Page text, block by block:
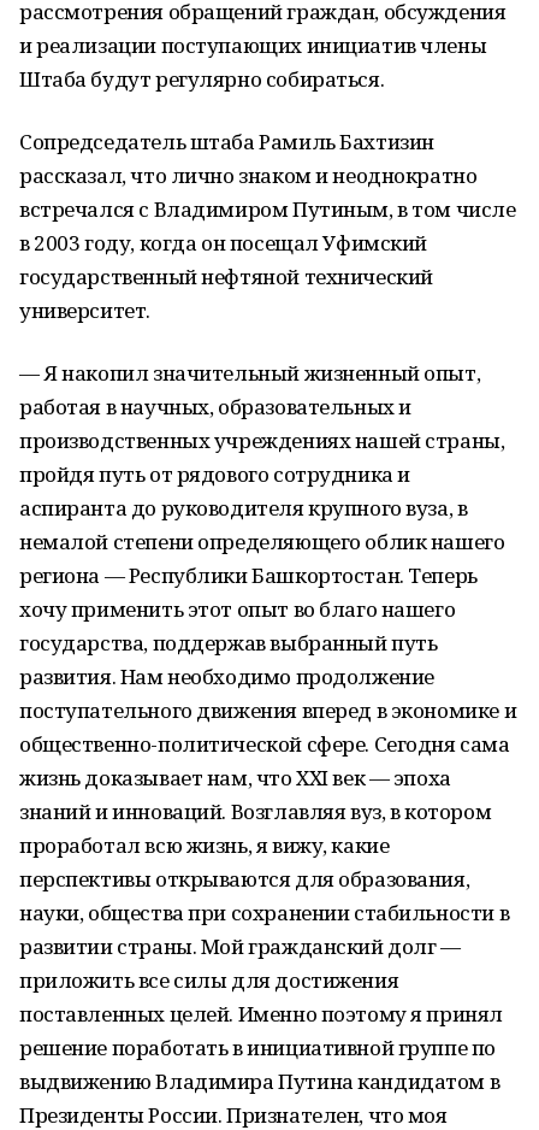
рассмотрения обращений граждан, обсуждения
и реализации поступающих инициатив члены
Штаба будут регулярно собираться.
Сопредседатель штаба Рамиль Бахтизин
рассказал, что лично знаком и неоднократно
встречался с Владимиром Путиным, в том числе
в 2003 году, когда он посещал Уфимский
государственный нефтяной технический
университет.
— Я накопил значительный жизненный опыт,
работая в научных, образовательных и
производственных учреждениях нашей страны,
пройдя путь от рядового сотрудника и
аспиранта до руководителя крупного вуза, в
немалой степени определяющего облик нашего
региона — Республики Башкортостан. Теперь
хочу применить этот опыт во благо нашего
государства, поддержав выбранный путь
развития. Нам необходимо продолжение
поступательного движения вперед в экономике и
общественно-политической сфере. Сегодня сама
жизнь доказывает нам, что XXI век — эпоха
знаний и инноваций. Возглавляя вуз, в котором
проработал всю жизнь, я вижу, какие
перспективы открываются для образования,
науки, общества при сохранении стабильности в
развитии страны. Мой гражданский долг —
приложить все силы для достижения
поставленных целей. Именно поэтому я принял
решение поработать в инициативной группе по
выдвижению Владимира Путина кандидатом в
Президенты России. Признателен, что моя